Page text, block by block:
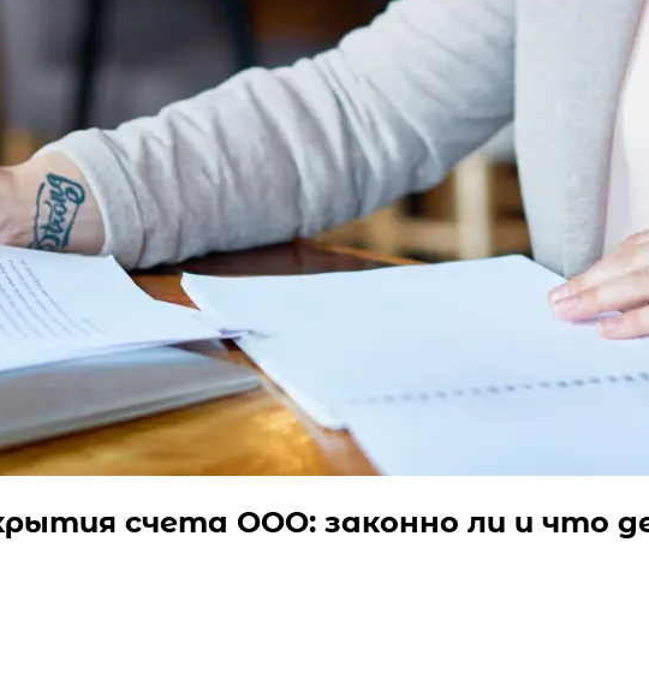
счета ООО: законно ли и что